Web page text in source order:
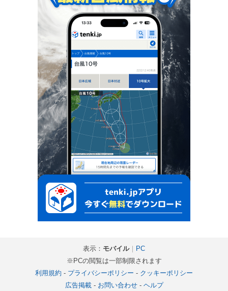
表示： モバイル｜ PC
※PCの閲覧は一部制限されます
利用規約 - プライバシーポリシー - クッキーポリシー
広告掲載- お問い合わせ- ヘルプ